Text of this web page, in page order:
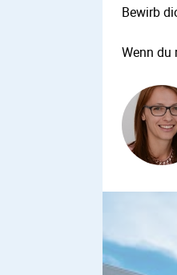
Bewirb
Wenn du